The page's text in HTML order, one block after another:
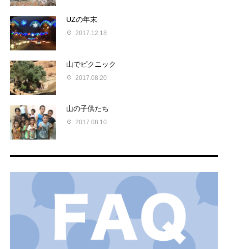
UZの年末
2017.12.18
山でピクニック
2017.08.20
山の子供たち
2017.08.10